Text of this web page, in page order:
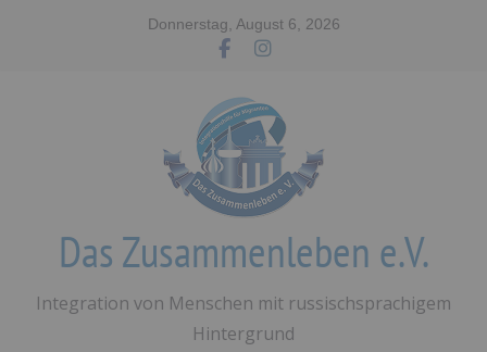
Donnerstag, August 6, 2026
Das Zusammenleben e.V.
Integration von Menschen mit russischsprachigem
Hintergrund